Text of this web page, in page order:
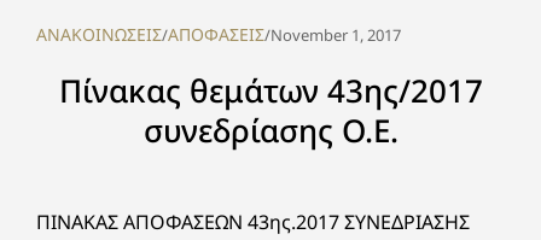
ΑΝΑΚΟΙΝΩΣΕΙΣ/ΑΠΟΦΑΣΕΙΣ/November 1, 2017
Πίνακας θεμάτων 43ης/2017
συνεδρίασης Ο.Ε.
ΠΙΝΑΚΑΣ ΑΠΟΦΑΣΕΩΝ 43ης.2017 ΣΥΝΕΔΡΙΑΣΗΣ